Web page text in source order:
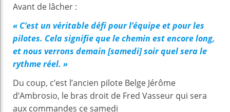
Avant de lâcher :
« C’est un véritable défi pour l’équipe et pour les
pilotes. Cela signifie que le chemin est encore long,
et nous verrons demain [samedi] soir quel sera le
rythme réel. »
Du coup, c’est l’ancien pilote Belge Jérôme
d’Ambrosio, le bras droit de Fred Vasseur qui sera
aux commandes ce samedi